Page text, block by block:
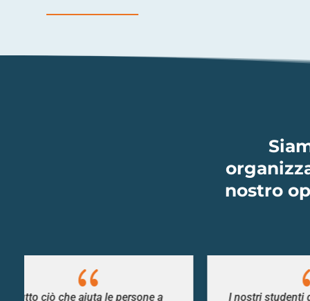
nostro
I nostri studenti di medicina hanno
Così